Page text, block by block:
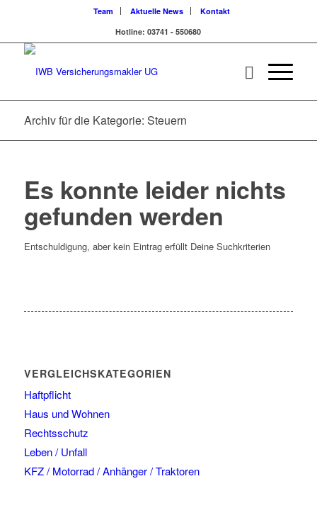
Team Aktuelle News
Kontakt
Hotline: 03741 - 550680
Archiv für die Kategorie: Steuern
Es konnte leider nichts
gefunden werden
Entschuldigung, aber kein Eintrag erfüllt Deine Suchkriterien
VERGLEICHSKATEGORIEN
Haftpflicht
Haus und Wohnen
Rechtsschutz
Leben / Unfall
KFZ / Motorrad / Anhänger / Traktoren